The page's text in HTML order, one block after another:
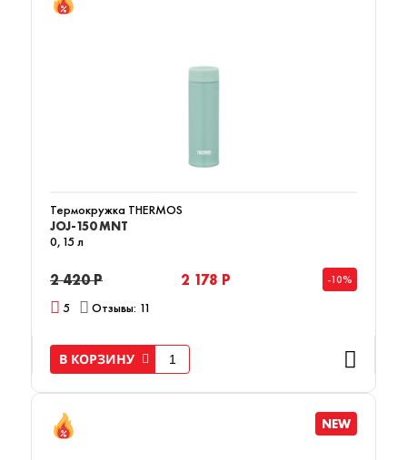
Термокружка THERMOS
JOJ-150 MNT
0,15 л
2 420 Р 2 178 Р -10%
5 Отзывы: 11
В КОРЗИНУ
NEW